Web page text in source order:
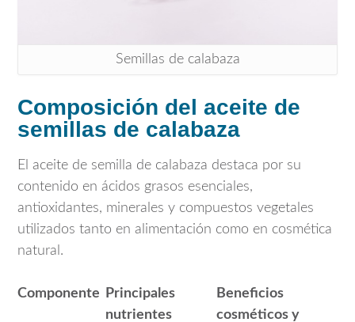
Semillas de calabaza
Composición del aceite de
semillas de calabaza
El aceite de semilla de calabaza destaca por su
contenido en ácidos grasos esenciales,
antioxidantes, minerales y compuestos vegetales
utilizados tanto en alimentación como en cosmética
natural.
Componente
Principales
nutrientes
Beneficios
cosméticos y